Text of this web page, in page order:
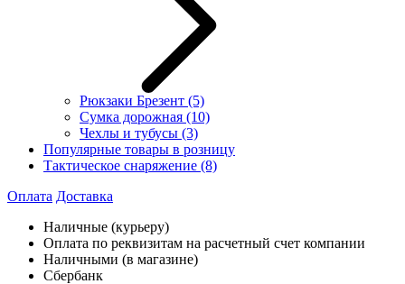
Рюкзаки Брезент (5)
Сумка дорожная (10)
Чехлы и тубусы (3)
Популярные товары в розницу
Тактическое снаряжение (8)
Оплата Доставка
Наличные (курьеру)
Оплата по реквизитам на расчетный счет компании
Наличными (в магазине)
Сбербанк